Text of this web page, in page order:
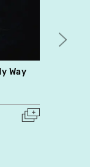
Way